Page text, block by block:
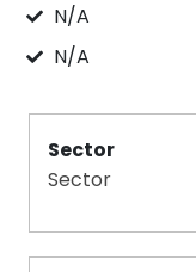
N/A
N/A
Sector
Sector